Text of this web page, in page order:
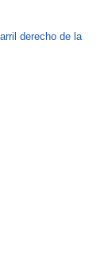
derecho de la